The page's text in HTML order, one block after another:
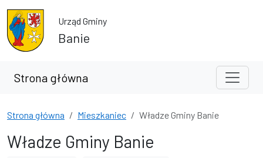
Przejdź do treści
Przejdź do wyszukiwarki
Urząd Gminy
Banie
Strona główna
Strona główna Mieszkaniec Władze Gminy Banie
Władze Gminy Banie